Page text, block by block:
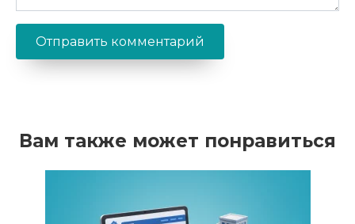
Вам также может понравиться